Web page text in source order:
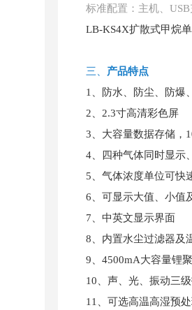
标准配置：主机、
LB-KS4X扩散式甲烷
三、 产品特点
1、防水、防尘、防爆
2、2.3寸高清彩色屏
3、大容量数据存储，
4、四种气体同时显示
5、气体浓度单位可快
6、可显示大值、小值
7、中英文显示界面
8、内置水尘过滤器及
9、4500mA大容量锂
10、声、光、振动三
11、可选高温高湿预